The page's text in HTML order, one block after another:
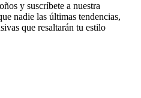
y suscríbete a nuestra
nadie las últimas tendencias,
que resaltarán tu estilo